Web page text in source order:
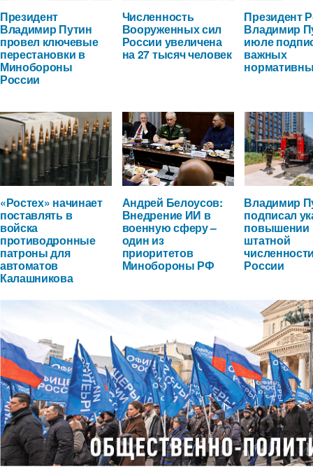
Президент
Владимир Путин
провел ключевые
перестановки в
Минобороны
России
Численность
Вооруженных сил
России увеличена
на 27 тысяч человек
Президент
Владимир
июле
важных
«Ростех» начинает
поставлять в
войска
противодронные
патроны для
автоматов
Калашникова
Андрей Белоусов:
Внедрение ИИ в
военную сферу –
один из
приоритетов
Минобороны РФ
Владимир
подписал
повышении
штатной
России